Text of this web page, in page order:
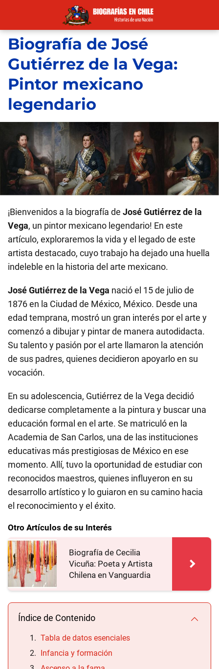
Biografía de José
Gutiérrez de la Vega:
Pintor mexicano
legendario
¡Bienvenidos a la biografía de José Gutiérrez de la
Vega, un pintor mexicano legendario! En este
artículo, exploraremos la vida y el legado de este
artista destacado, cuyo trabajo ha dejado una huella
indeleble en la historia del arte mexicano.
José Gutiérrez de la Vega nació el 15 de julio de
1876 en la Ciudad de México, México. Desde una
edad temprana, mostró un gran interés por el arte y
comenzó a dibujar y pintar de manera autodidacta.
Su talento y pasión por el arte llamaron la atención
de sus padres, quienes decidieron apoyarlo en su
vocación.
En su adolescencia, Gutiérrez de la Vega decidió
dedicarse completamente a la pintura y buscar una
educación formal en el arte. Se matriculó en la
Academia de San Carlos, una de las instituciones
educativas más prestigiosas de México en ese
momento. Allí, tuvo la oportunidad de estudiar con
reconocidos maestros, quienes influyeron en su
desarrollo artístico y lo guiaron en su camino hacia
el reconocimiento y el éxito.
Otro Artículos de su Interés
Biografía de Cecilia
Vicuña: Poeta y Artista
Chilena en Vanguardia
Índice de Contenido
Tabla de datos esenciales
Infancia y formación